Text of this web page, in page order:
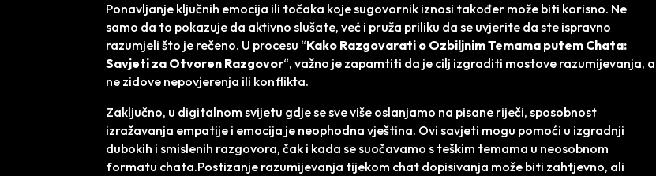
Ponavljanje ključnih emocija ili točaka koje sugovornik iznosi također može biti korisno. Ne
samo da to pokazuje da aktivno slušate, već i pruža priliku da se uvjerite da ste ispravno
razumjeli što je rečeno. U procesu “Kako Razgovarati o Ozbiljnim Temama putem Chata:
Savjeti za Otvoren Razgovor“, važno je zapamtiti da je cilj izgraditi mostove razumijevanja, a
ne zidove nepovjerenja ili konflikta.
Zaključno, u digitalnom svijetu gdje se sve više oslanjamo na pisane riječi, sposobnost
izražavanja empatije i emocija je neophodna vještina. Ovi savjeti mogu pomoći u izgradnji
dubokih i smislenih razgovora, čak i kada se suočavamo s teškim temama u neosobnom
formatu chata.Postizanje razumijevanja tijekom chat dopisivanja može biti zahtjevno, ali